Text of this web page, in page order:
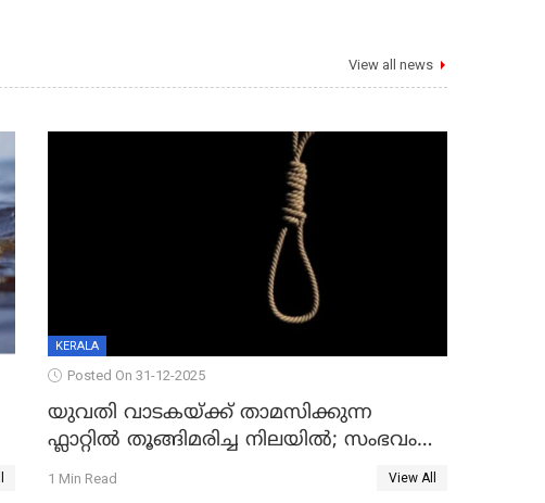
View all news
KERALA
Posted On 31-12-2025
യുവതി വാടകയ്ക്ക് താമസിക്കുന്ന
ഫ്ലാറ്റില്‍ തൂങ്ങിമരിച്ച നിലയില്‍; സംഭവം
കൈതപ്പൊയിലില്‍
1 Min Read View All